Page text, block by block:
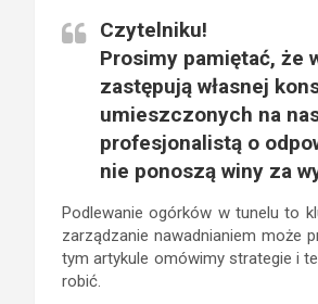
Czytelniku!
Prosimy pamiętać, że
zastępują własnej
umieszczonych na
profesjonalistą o
nie ponoszą winy za
Podlewanie ogórków w tunelu to
zarządzanie nawadnianiem może
tym artykule omówimy strategie i
robić.